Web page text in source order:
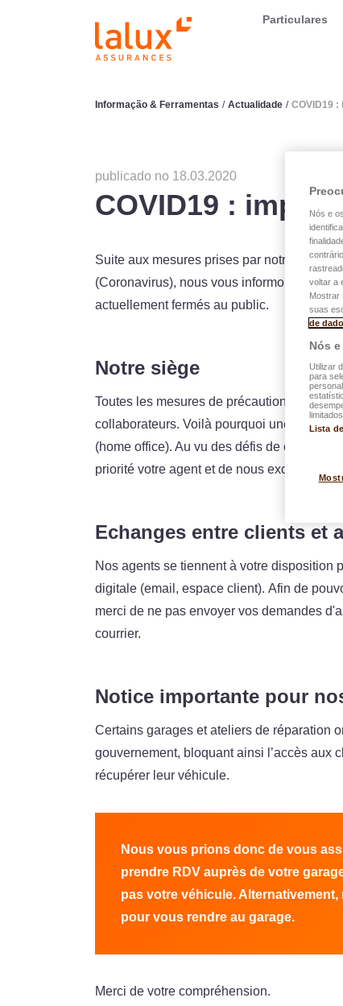
LALUX AssurancesParticulares
Informação & Ferramentas / Actualidade / COVID19
publicado no 18.03.2020
COVID19 :
Suite aux mesures prises par notre
(Coronavirus), nous vous informons que
actuellement fermés au public.
Notre siège
Toutes les mesures de précaution ont été
collaborateurs. Voilà pourquoi une grande
(home office). Au vu des défis de
priorité votre agent et de nous excuser
Echanges entre clients et
Nos agents se tiennent à votre disposition
digitale (email, espace client). Afin de
merci de ne pas envoyer vos demandes
courrier.
Notice importante pour
Certains garages et ateliers de réparation
gouvernement, bloquant ainsi l’accès aux
récupérer leur véhicule.
Nous vous prions donc de vous
prendre RDV auprès de votre
pas votre véhicule. Alternativement,
pour vous rendre au garage.
Merci de votre compréhension.
Nós e
voltar a
Mostrar
suas
de
Nós
Utilizar
para
Lista